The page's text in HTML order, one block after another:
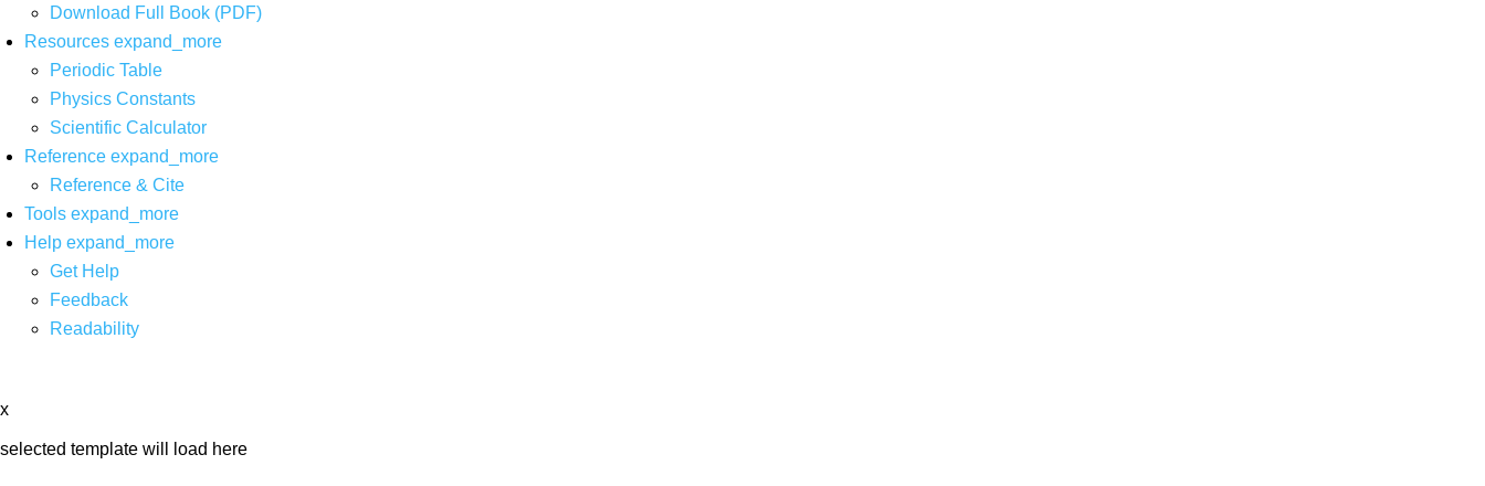
Download Full Book (PDF)
Resources expand_more
Periodic Table
Physics Constants
Scientific Calculator
Reference expand_more
Reference & Cite
Tools expand_more
Help expand_more
Get Help
Feedback
Readability
x
selected template will load here